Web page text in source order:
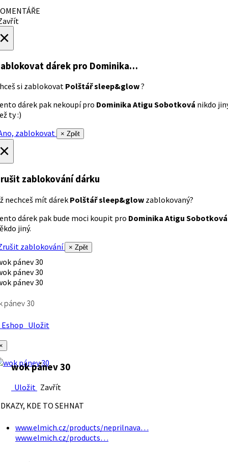
dárek pro Dominika…
si zablokovat Polštář sleep&glow?
dárek pak nekoupí pro Dominika Atigu Sobotková nikdo
ty :)
zablokovat
× Zpět
zablokování dárku
nechceš mít dárek Polštář sleep&glow zablokovaný?
dárek pak bude moci koupit pro Dominika Atigu Sobotková
jiný.
zablokování
× Zpět
pánev 30
Uložit
wok pánev 30
Uložit Zavřít
KDE TO SEHNAT
www.elmich.cz/products/neprilnava…
www.elmich.cz/products…